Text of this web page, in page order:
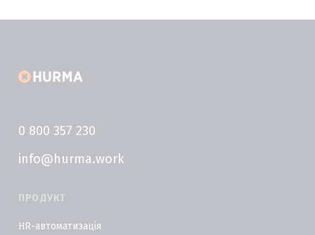
0 800 357 230
info@hurma.work
ПРОДУКТ
HR-автоматизація